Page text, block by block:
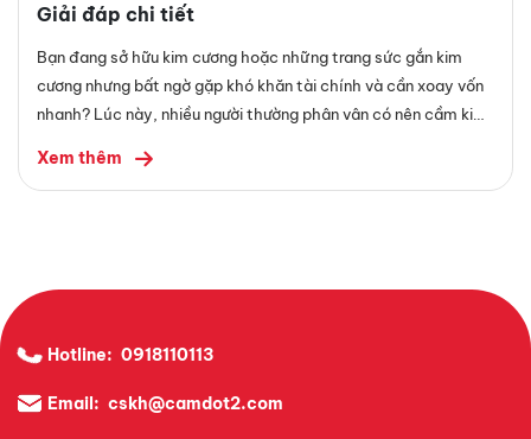
Giải đáp chi tiết
Bạn đang sở hữu kim cương hoặc những trang sức gắn kim
cương nhưng bất ngờ gặp khó khăn tài chính và cần xoay vốn
nhanh? Lúc này, nhiều người thường phân vân có nên cầm kim
Xem thêm
Hotline: 0918110113
Email: cskh@camdot2.com